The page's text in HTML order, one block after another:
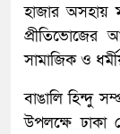
হাজার অসহায়
প্রীতিভোজের
সামাজিক ও
বাঙালি হিন্দু
উপলক্ষে ঢাকা